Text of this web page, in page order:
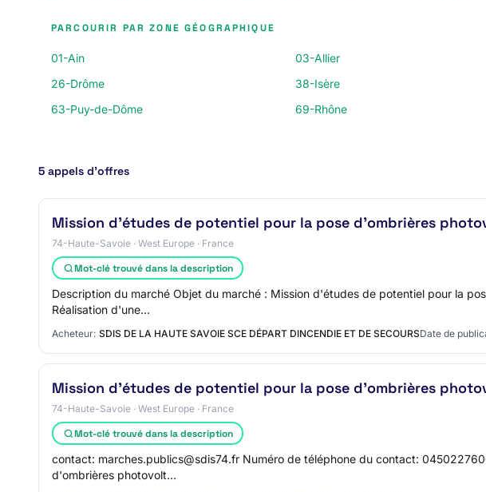
PARCOURIR PAR ZONE GÉOGRAPHIQUE
01-Ain 03-Allier
26-Drôme
38-Isère
63-Puy-de-Dôme
69-Rhône
5 appels d’offres
Mission d'études de potentiel pour la pose d'ombrières
74-Haute-Savoie · West Europe · France
Mot-clé trouvé dans la description
Description du marché Objet du marché : Mission d'études de potentiel pour la
Réalisation d'une…
Acheteur: SDIS DE LA HAUTE SAVOIE SCE DÉPART DINCENDIE ET DE SECOURSDate de
Mission d'études de potentiel pour la pose d'ombrières
74-Haute-Savoie · West Europe · France
Mot-clé trouvé dans la description
contact: marches.publics@sdis74.fr Numéro de téléphone du contact:
d'ombrières photovolt…